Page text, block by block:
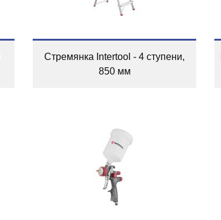
Стремянка Intertool - 4 ступени,
850 мм